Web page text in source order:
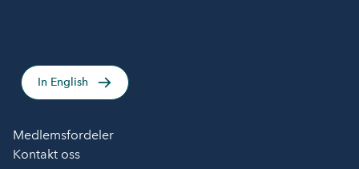
In English
Medlemsfordeler
Kontakt oss